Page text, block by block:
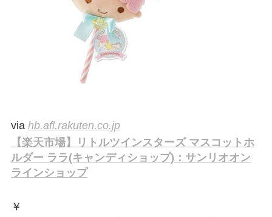
via hb.afl.rakuten.co.jp
【楽天市場】リトルツインスターズ マスコットホ
ルダー ララ(キャンディショップ)：サンリオオン
ラインショップ
￥